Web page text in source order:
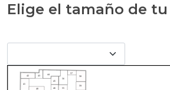
Elige el tamaño de